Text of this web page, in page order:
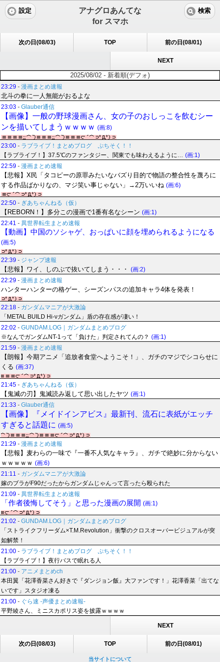
アナグロあんてな
for スマホ
設定 検索
次の日(08/03) TOP 前の日(08/01)
NEXT
2025/08/02 - 新着順(デフォ)
23:29 - 漫画まとめ速報
北斗の拳に一人無能がおるよな
23:03 - Glauber通信
【画像】一般の野球漫画さん、女の子のおしっこを飲むシー
ンを描いてしまうｗｗｗｗ (画:8)
23:00 - ラブライブ！まとめブログ ぷちそく！！
【ラブライブ！】37.5℃のファンタジー、関東でも味わえるように… (画:1)
22:59 - 漫画まとめ速報
【悲報】X民「タコピーの原罪みたいなバズり目的で物語の整合性を蔑ろに
する作品ばかりなの、マジ笑い事じゃない」→2万いいね (画:6)
22:50 - ぎあちゃんねる（仮）
【REBORN！】多分この漫画で1番有名なシーン (画:1)
22:41 - 異世界転生まとめ速報
【動画】中国のソシャゲ、おっぱいに顔を埋められるようになる
(画:5)
22:39 - ジャンプ速報
【悲報】ワイ、しのぶで抜いてしまう・・・
(画:2)
22:29 - 漫画まとめ速報
ハンターハンターの格ゲー、シーズンパスの追加キャラ4体を発表！
22:18 - ガンダムマニアが大激論
「METAL BUILD Hi-νガンダム」盾の存在感が凄い！
22:02 - GUNDAM.LOG｜ガンダムまとめブログ
※なんでガンダムNT-1って「負けた」判定されてんの？ (画:1)
21:59 - 漫画まとめ速報
【朗報】今期アニメ「追放者食堂へようこそ！」、ガチのマジでシコらせに
くる (画:37)
21:45 - ぎあちゃんねる（仮）
【鬼滅の刃】鬼滅読み返して思い出したヤツ (画:1)
21:33 - Glauber通信
【画像】『メイドインアビス』最新刊、流石に表紙がエッチ
すぎると話題に (画:5)
21:29 - 漫画まとめ速報
【悲報】麦わらの一味で『一番不人気なキャラ』、ガチで絶妙に分からない
ｗｗｗｗｗ (画:6)
21:11 - ガンダムマニアが大激論
嫁のブラがF90だったからガンダムじゃんって言ったら殴られた
21:09 - 異世界転生まとめ速報
「作者後悔してそう」と思った漫画の展開 (画:1)
21:02 - GUNDAM.LOG｜ガンダムまとめブログ
「ストライクフリーダム×T.M.Revolution」衝撃のクロスオーバービジュアルが突
如解禁！
21:00 - ラブライブ！まとめブログ ぷちそく！！
【ラブライブ！】夜行バスで眠れる人
21:00 - アニメまとめch
本田翼「花澤香菜さん好きで『ダンジョン飯』大ファンです！」花澤香菜「出てな
いです」スタジオ凍る
21:00 - ぐら速 -声優まとめ速報-
平野綾さん、ミニスカポリス姿を披露ｗｗｗｗ
NEXT
次の日(08/03) TOP 前の日(08/01)
当サイトについて